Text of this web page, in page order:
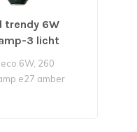
trendy 6W
3 licht
6W, 260
e27 amber
spiraa..